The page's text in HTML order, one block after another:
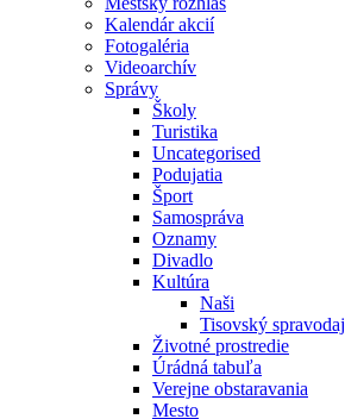
Kalendár akcií
Fotogaléria
Videoarchív
Správy
Školy
Turistika
Uncategorised
Podujatia
Šport
Samospráva
Oznamy
Divadlo
Kultúra
Naši
Tisovský spravodaj
Životné prostredie
Úrádná tabuľa
Verejne obstaravania
Mesto